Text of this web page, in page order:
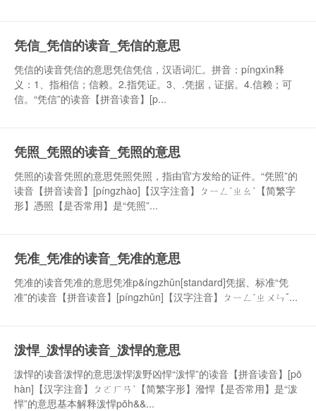
凭信_凭信的读音_凭信的意思
凭信的读音凭信的意思凭信凭信，汉语词汇。拼音：píngxìn释
义：1、指相信；信赖。2.指凭证。3、.凭据，证据。4.信赖；可
信。“凭信”的读音【拼音读音】[p...
凭照_凭照的读音_凭照的意思
凭照的读音凭照的意思凭照凭照，指由官方发给的证件。“凭照”的
读音【拼音读音】[píngzhào]【汉字注音】ㄆㄧㄥˊㄓㄠˋ【简繁字
形】憑照【是否常用】是“凭照”...
凭准_凭准的读音_凭准的意思
凭准的读音凭准的意思凭准p&íngzhǔn[standard]凭据、标准“凭
准”的读音【拼音读音】[píngzhǔn]【汉字注音】ㄆㄧㄥˊㄓㄨㄣˇ...
泼悍_泼悍的读音_泼悍的意思
泼悍的读音泼悍的意思泼悍泼野凶悍“泼悍”的读音【拼音读音】[pō
hàn]【汉字注音】ㄆㄛㄏㄢˋ【简繁字形】潑悍【是否常用】是“泼
悍”的意思基本解释泼悍pōh&&...